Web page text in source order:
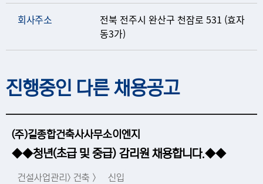
회사주소
전북 전주시 완산구 천잠로 531 (효자
동3가)
진행중인 다른 채용공고
(주)길종합건축사사무소이엔지
◆◆청년(초급 및 중급) 감리원 채용합니다.◆◆
건설사업관리> 건축 > 신입